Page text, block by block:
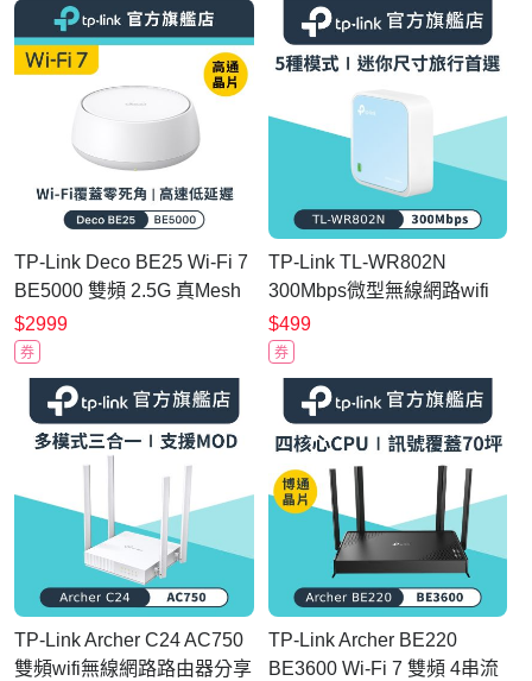
TP-Link Deco BE25 Wi-Fi 7
BE5000 雙頻 2.5G 真Mesh
無線網路網狀路由器 分享器
(支援AI筆電/透天厝/單入組)
$2999
券
TP-Link TL-WR802N
300Mbps微型無線網路wifi
分享器 路由器
$499
券
TP-Link Archer C24 AC750
雙頻wifi無線網路路由器分享
TP-Link Archer BE220
BE3600 Wi-Fi 7 雙頻 4串流